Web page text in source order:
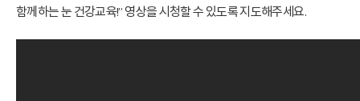
함께하는 눈 건강교육!”영상을 시청할 수 있도록 지도해주세요.